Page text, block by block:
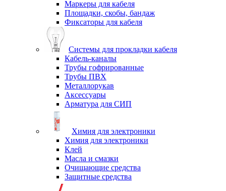
Маркеры для кабеля
Площадки, скобы, бандаж
Фиксаторы для кабеля
Системы для прокладки кабеля
Кабель-каналы
Трубы гофрированные
Трубы ПВХ
Металлорукав
Аксессуары
Арматура для СИП
Химия для электроники
Химия для электроники
Клей
Масла и смазки
Очищающие средства
Защитные средства